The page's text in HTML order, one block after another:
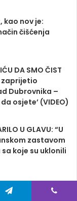
kao nov je:
čišćenja
DA SMO ČIST
zaprijetio
Dubrovnika –
osjete’ (VIDEO)
U GLAVU: “U
zastavom
koje su uklonili
JAVNOST: “Crna